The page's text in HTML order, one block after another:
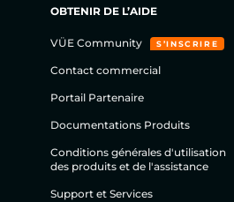
OBTENIR DE L’AIDE
VÜE Community S’INSCRIRE
Contact commercial
Portail Partenaire
Documentations Produits
Conditions générales d'utilisation
des produits et de l'assistance
Support et Services